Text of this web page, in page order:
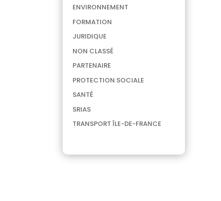
ENVIRONNEMENT
FORMATION
JURIDIQUE
NON CLASSÉ
PARTENAIRE
PROTECTION SOCIALE
SANTÉ
SRIAS
TRANSPORT ÎLE-DE-FRANCE